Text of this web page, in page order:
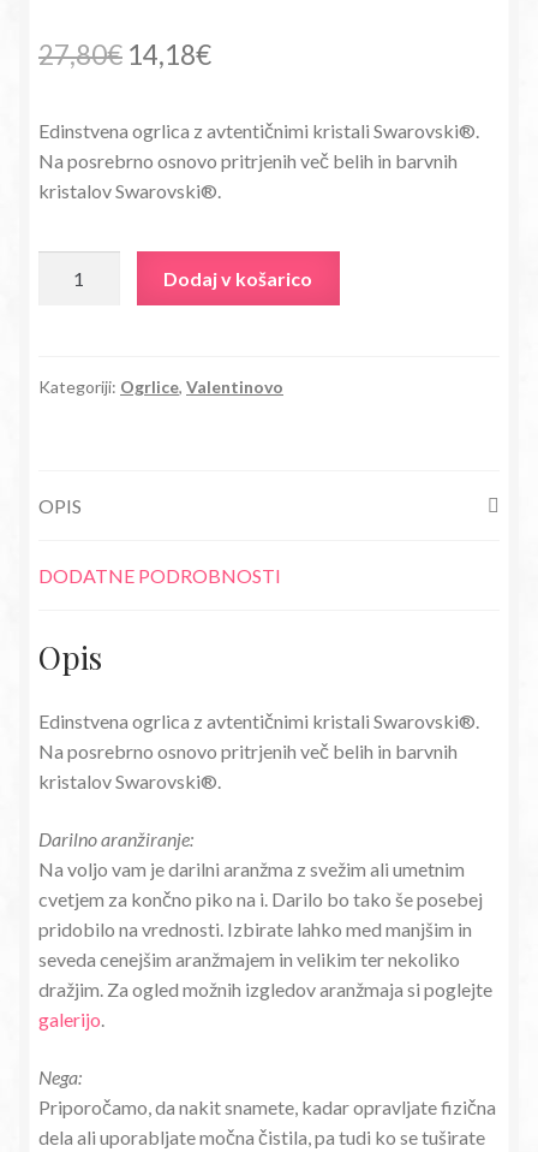
27,80€ Izvirna
je
bila:
14,18€Trenutna
je:
14,18€.
Edinstvena ogrlica z avtentičnimi kristali Swarovski®.
Na posrebrno osnovo pritrjenih več belih in barvnih
kristalov Swarovski®.
Angelski
količina
Dodaj v košarico
Kategoriji: Ogrlice, Valentinovo
OPIS
DODATNE PODROBNOSTI
Opis
Edinstvena ogrlica z avtentičnimi kristali Swarovski®.
Na posrebrno osnovo pritrjenih več belih in barvnih
kristalov Swarovski®.
Darilno aranžiranje:
Na voljo vam je darilni aranžma z svežim ali umetnim
cvetjem za končno piko na i. Darilo bo tako še posebej
pridobilo na vrednosti. Izbirate lahko med manjšim in
seveda cenejšim aranžmajem in velikim ter nekoliko
dražjim. Za ogled možnih izgledov aranžmaja si poglejte
galerijo.
Nega:
Priporočamo, da nakit snamete, kadar opravljate fizična
dela ali uporabljate močna čistila, pa tudi ko se tuširate